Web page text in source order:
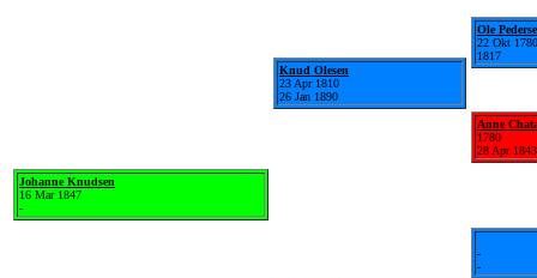
Johanne Knudsen
16 Mar 1847
-
Knud Olesen
23 Apr 1810
26 Jan 1890
Ole
22 Okt 1780
1817
Anne
1780
28 Apr 1843
-
-